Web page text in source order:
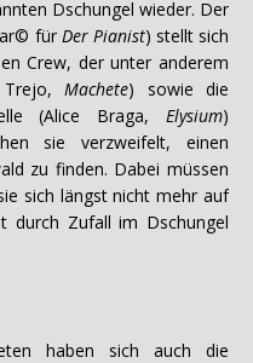
Dschungel wieder. Der
für Der Pianist) stellt sich
Crew, der unter anderem
Trejo,Machete) sowie die
(Alice Braga, Elysium)
sie verzweifelt, einen
zu finden. Dabei müssen
sich längst nicht mehr auf
durch Zufall im Dschungel
haben sich auch die